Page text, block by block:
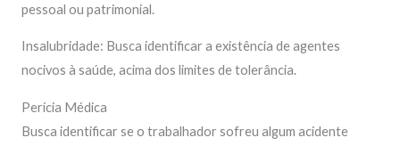
pessoal ou patrimonial.
Insalubridade: Busca identificar a existência de agentes
nocivos à saúde, acima dos limites de tolerância.
Perícia Médica
Busca identificar se o trabalhador sofreu algum acidente